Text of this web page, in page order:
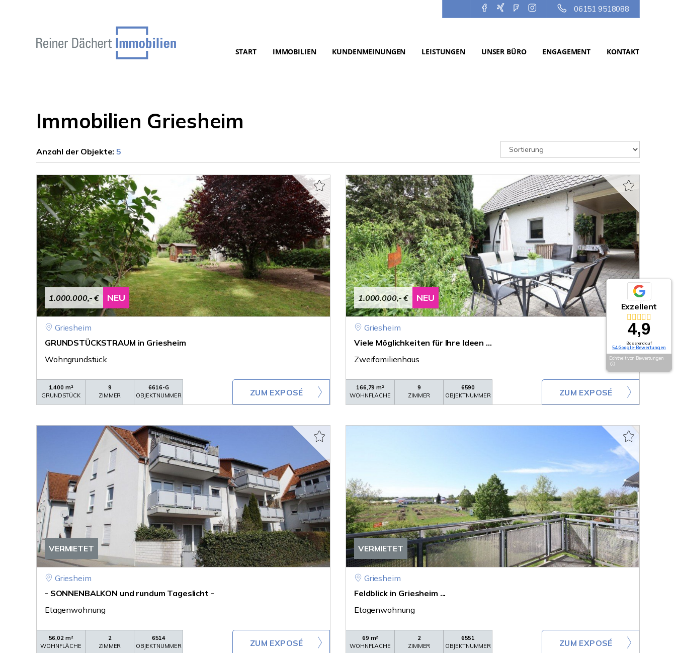
06151 9518088
START IMMOBILIEN KUNDENMEINUNGEN LEISTUNGEN UNSER BÜRO ENGAGEMENT KONTAKT
Immobilien Griesheim
Anzahl der Objekte:5
1.000.000,- € NEU
Griesheim
GRUNDSTÜCKSTRAUM in Griesheim
Wohngrundstück
1.400 m²
GRUNDSTÜCK
9
ZIMMER
6616-G
OBJEKTNUMMER
ZUM EXPOSÉ
1.000.000,- € NEU
Griesheim
Viele Möglichkeiten für Ihre Ideen ...
Zweifamilienhaus
166,79 m²
WOHNFLÄCHE
9
ZIMMER
6590
OBJEKTNUMMER
ZUM EXPOSÉ
VERMIETET
Griesheim
- SONNENBALKON und rundum Tageslicht -
Etagenwohnung
56,02 m²
WOHNFLÄCHE
2
ZIMMER
6514
OBJEKTNUMMER
ZUM EXPOSÉ
VERMIETET
Griesheim
Feldblick in Griesheim ...
Etagenwohnung
69 m²
WOHNFLÄCHE
2
ZIMMER
6551
OBJEKTNUMMER
ZUM EXPOSÉ
Exzellent
4,9
Basierend auf
54 Google-Bewertungen
Echtheit von Bewertungen